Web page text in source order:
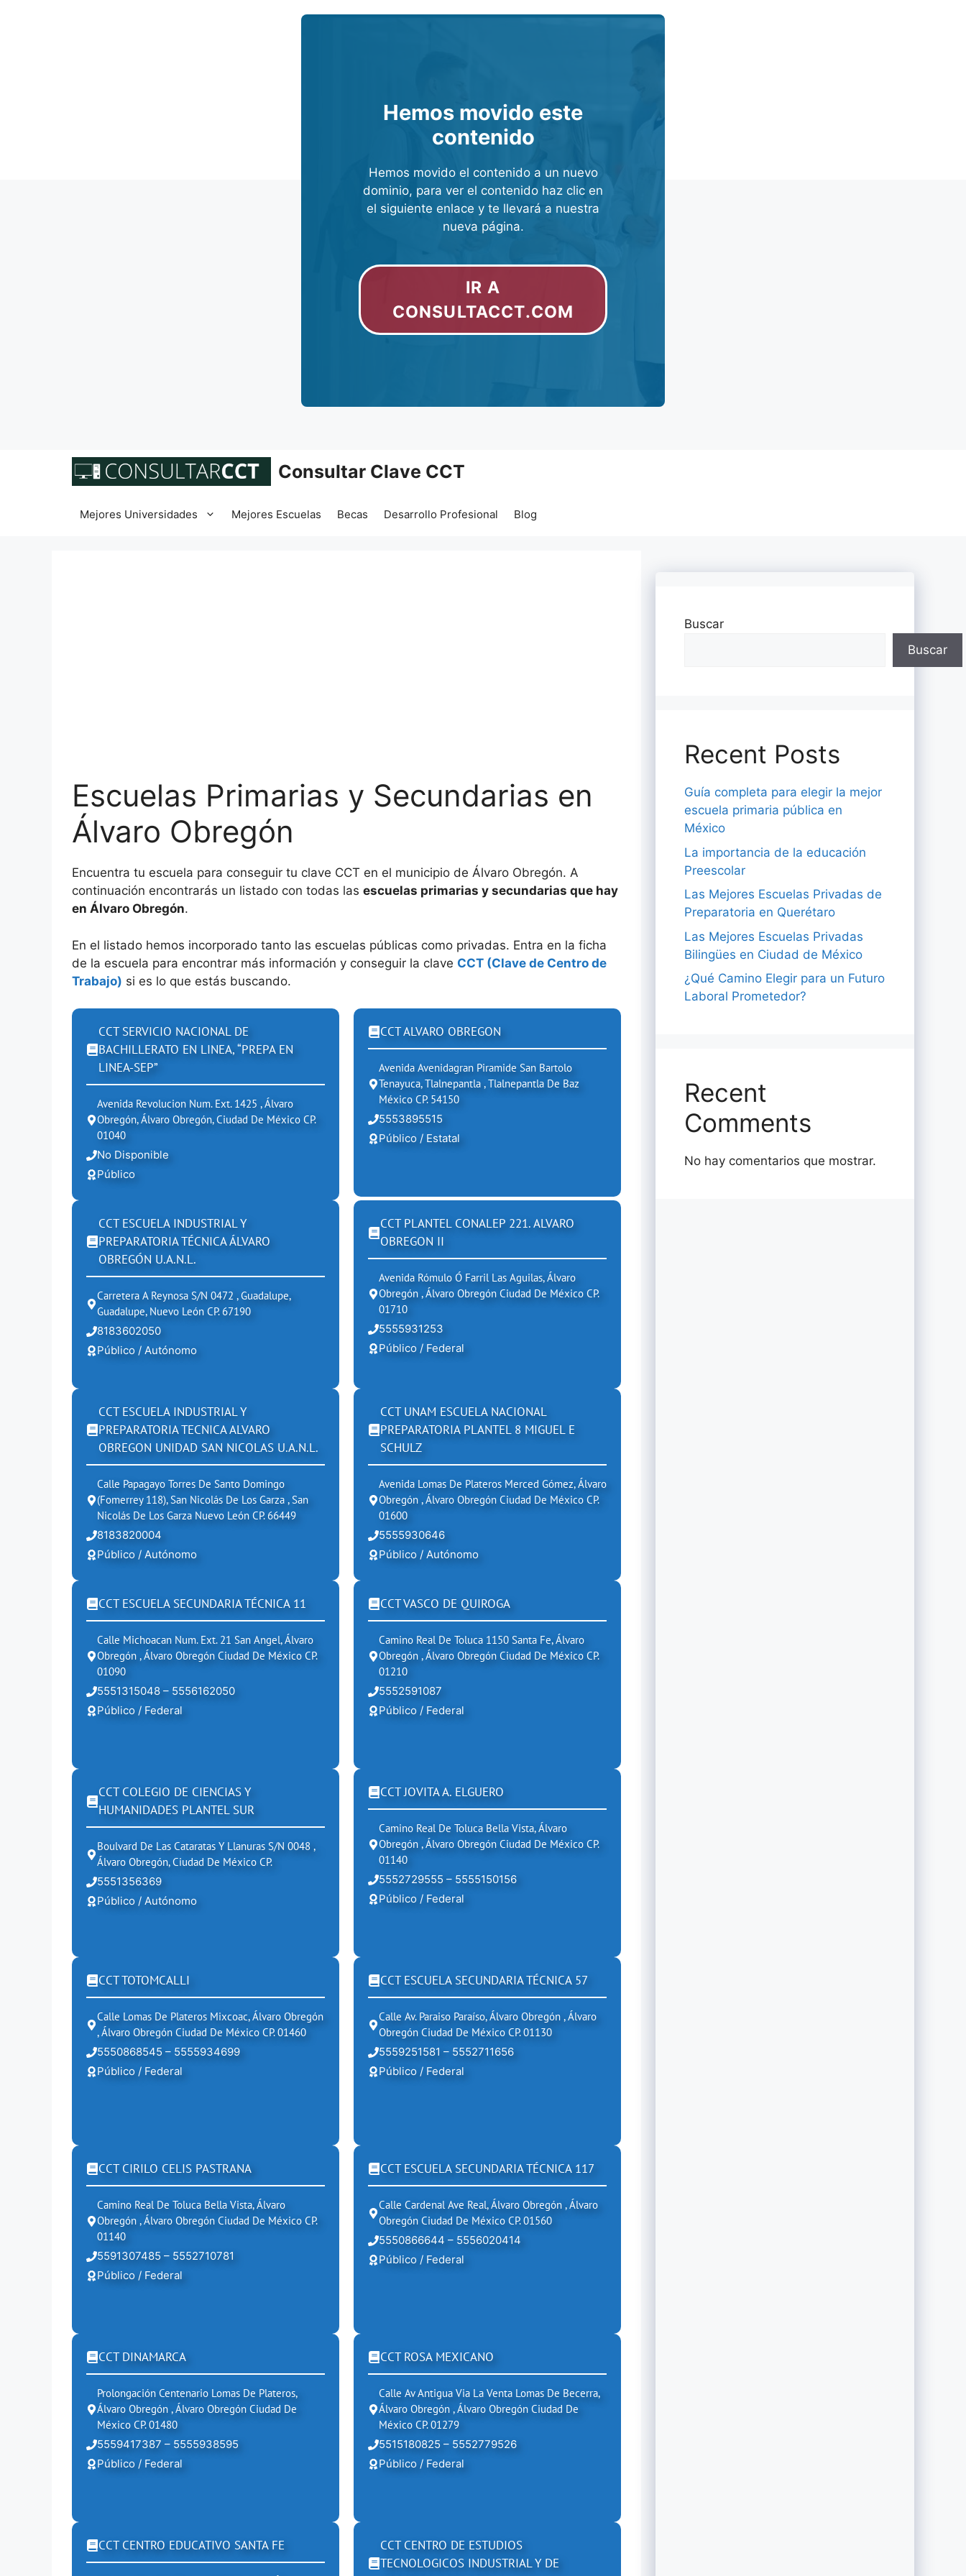
Hemos movido este
contenido
Hemos movido el contenido a un nuevo
dominio, para ver el contenido haz clic en
el siguiente enlace y te llevará a nuestra
nueva página.
IR A
CONSULTACCT.COM
Consultar Clave CCT
Mejores Universidades Mejores Escuelas Becas Desarrollo Profesional Blog
Escuelas Primarias y Secundarias en
Álvaro Obregón
Encuentra tu escuela para conseguir tu clave CCT en el municipio de Álvaro Obregón. A
continuación encontrarás un listado con todas las escuelas primarias y secundarias que hay
en Álvaro Obregón.
En el listado hemos incorporado tanto las escuelas públicas como privadas. Entra en la ficha
de la escuela para encontrar más información y conseguir la clave CCT (Clave de Centro de
Trabajo) si es lo que estás buscando.
CCT SERVICIO NACIONAL DE
BACHILLERATO EN LINEA, “PREPA EN
LINEA-SEP”
Avenida Revolucion Num. Ext. 1425 , Álvaro
Obregón, Álvaro Obregón, Ciudad De México CP.
01040
No Disponible
Público
CCT ALVARO OBREGON
Avenida Avenidagran Piramide San Bartolo
Tenayuca, Tlalnepantla , Tlalnepantla De Baz
México CP. 54150
5553895515
Público / Estatal
CCT ESCUELA INDUSTRIAL Y
PREPARATORIA TÉCNICA ÁLVARO
OBREGÓN U.A.N.L.
Carretera A Reynosa S/N 0472 , Guadalupe,
Guadalupe, Nuevo León CP. 67190
8183602050
Público / Autónomo
CCT PLANTEL CONALEP 221. ALVARO
OBREGON II
Avenida Rómulo Ó Farril Las Aguilas, Álvaro
Obregón , Álvaro Obregón Ciudad De México CP.
01710
5555931253
Público / Federal
CCT ESCUELA INDUSTRIAL Y
PREPARATORIA TECNICA ALVARO
OBREGON UNIDAD SAN NICOLAS U.A.N.L.
Calle Papagayo Torres De Santo Domingo
(fomerrey 118), San Nicolás De Los Garza , San
Nicolás De Los Garza Nuevo León CP. 66449
8183820004
Público / Autónomo
CCT UNAM ESCUELA NACIONAL
PREPARATORIA PLANTEL 8 MIGUEL E
SCHULZ
Avenida Lomas De Plateros Merced Gómez, Álvaro
Obregón , Álvaro Obregón Ciudad De México CP.
01600
5555930646
Público / Autónomo
CCT ESCUELA SECUNDARIA TÉCNICA 11
Calle Michoacan Num. Ext. 21 San Angel, Álvaro
Obregón , Álvaro Obregón Ciudad De México CP.
01090
5551315048 – 5556162050
Público / Federal
CCT VASCO DE QUIROGA
Camino Real De Toluca 1150 Santa Fe, Álvaro
Obregón , Álvaro Obregón Ciudad De México CP.
01210
5552591087
Público / Federal
CCT COLEGIO DE CIENCIAS Y
HUMANIDADES PLANTEL SUR
Boulvard De Las Cataratas Y Llanuras S/N 0048 ,
Álvaro Obregón, Ciudad De México CP.
5551356369
Público / Autónomo
CCT JOVITA A. ELGUERO
Camino Real De Toluca Bella Vista, Álvaro
Obregón , Álvaro Obregón Ciudad De México CP.
01140
5552729555 – 5555150156
Público / Federal
CCT TOTOMCALLI
Calle Lomas De Plateros Mixcoac, Álvaro Obregón
, Álvaro Obregón Ciudad De México CP. 01460
5550868545 – 5555934699
Público / Federal
CCT ESCUELA SECUNDARIA TÉCNICA 57
Calle Av. Paraiso Paraíso, Álvaro Obregón , Álvaro
Obregón Ciudad De México CP. 01130
5559251581 – 5552711656
Público / Federal
CCT CIRILO CELIS PASTRANA
Camino Real De Toluca Bella Vista, Álvaro
Obregón , Álvaro Obregón Ciudad De México CP.
01140
5591307485 – 5552710781
Público / Federal
CCT ESCUELA SECUNDARIA TÉCNICA 117
Calle Cardenal Ave Real, Álvaro Obregón , Álvaro
Obregón Ciudad De México CP. 01560
5550866644 – 5556020414
Público / Federal
CCT DINAMARCA
Prolongación Centenario Lomas De Plateros,
Álvaro Obregón , Álvaro Obregón Ciudad De
México CP. 01480
5559417387 – 5555938595
Público / Federal
CCT ROSA MEXICANO
Calle Av Antigua Via La Venta Lomas De Becerra,
Álvaro Obregón , Álvaro Obregón Ciudad De
México CP. 01279
5515180825 – 5552779526
Público / Federal
CCT CENTRO EDUCATIVO SANTA FE
CCT CENTRO DE ESTUDIOS
TECNOLOGICOS INDUSTRIAL Y DE
Buscar
Buscar
Recent Posts
Guía completa para elegir la mejor
escuela primaria pública en
México
La importancia de la educación
Preescolar
Las Mejores Escuelas Privadas de
Preparatoria en Querétaro
Las Mejores Escuelas Privadas
Bilingües en Ciudad de México
¿Qué Camino Elegir para un Futuro
Laboral Prometedor?
Recent
Comments
No hay comentarios que mostrar.